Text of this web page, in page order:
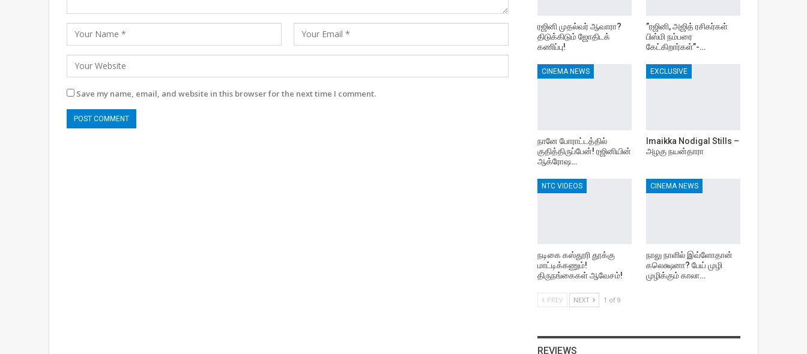
Save my name, email, and website in this browser for the next time I comment.
ரஜினி முதல்வர் ஆவாரா?
திடுக்கிடும் ஜோதிடக்
கணிப்பு!
”ரஜினி, அஜித் ரசிகர்கள்
பிஸ்மி நம்பரை
கேட்கிறார்கள்”-…
CINEMA NEWS
நானே போராட்டத்தில்
குதித்திருப்பேன்! ரஜினியின்
ஆக்ரோஷ…
EXCLUSIVE
Imaikka Nodigal Stills –
அழகு நயன்தாரா
NTC VIDEOS
நடிகை கஸ்தூரி தூக்கு
மாட்டிக்கணும்!
திருநங்கைகள் ஆவேசம்!
CINEMA NEWS
நாலு நாளில் இவ்ளோதான்
கலெக்ஷனா? பேய் முழி
முழிக்கும் காலா…
PREV NEXT 1 of 9
REVIEWS